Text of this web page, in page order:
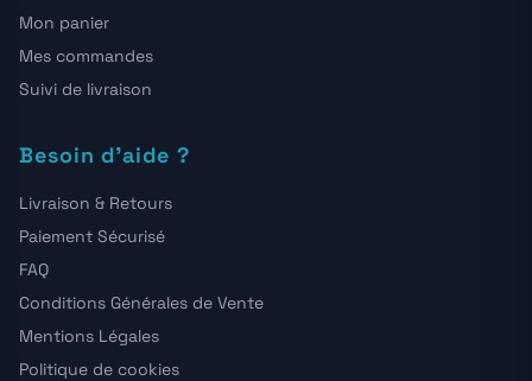
Mon panier
Mes commandes
Suivi de livraison
Besoin d'aide ?
Livraison & Retours
Paiement Sécurisé
FAQ
Conditions Générales de Vente
Mentions Légales
Politique de cookies